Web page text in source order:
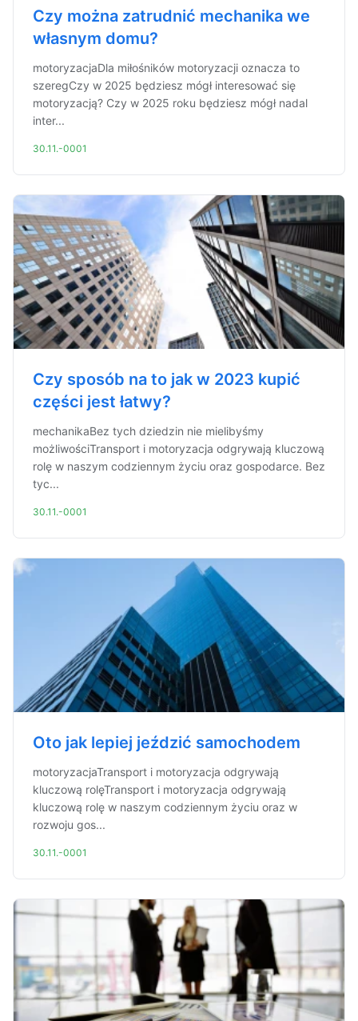
Czy można zatrudnić mechanika we
własnym domu?
motoryzacjaDla miłośników motoryzacji oznacza to
szeregCzy w 2025 będziesz mógł interesować się
motoryzacją? Czy w 2025 roku będziesz mógł nadal
inter...
30.11.-0001
Czy sposób na to jak w 2023 kupić
części jest łatwy?
mechanikaBez tych dziedzin nie mielibyśmy
możliwościTransport i motoryzacja odgrywają kluczową
rolę w naszym codziennym życiu oraz gospodarce. Bez
tyc...
30.11.-0001
Oto jak lepiej jeździć samochodem
motoryzacjaTransport i motoryzacja odgrywają
kluczową rolęTransport i motoryzacja odgrywają
kluczową rolę w naszym codziennym życiu oraz w
rozwoju gos...
30.11.-0001